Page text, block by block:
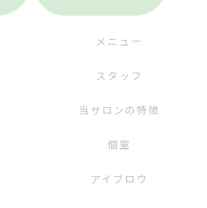
メニュー
スタッフ
当サロンの特徴
個室
アイブロウ